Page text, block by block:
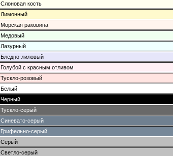
Слоновая кость
Лимонный
Морская раковина
Медовый
Лазурный
Бледно-лиловый
Голубой с красным отливом
Тускло-розовый
Белый
Черный
Тускло-серый
Синевато-серый
Грифельно-серый
Серый
Светло-серый